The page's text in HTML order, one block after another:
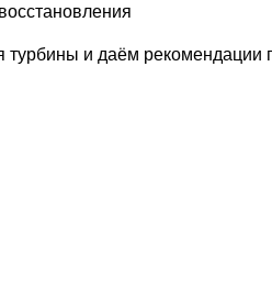
турбины и даём рекомендации